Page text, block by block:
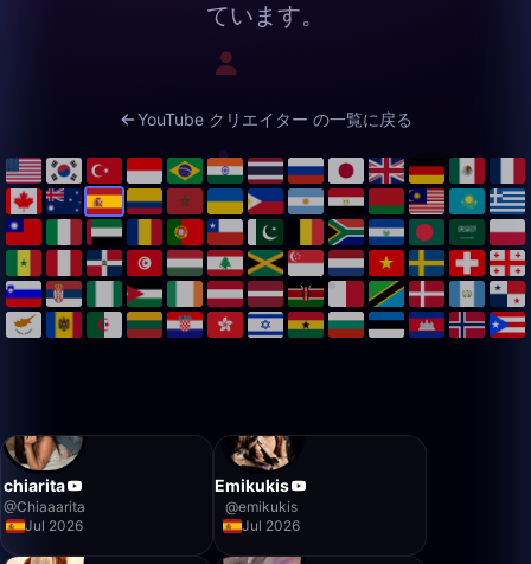
ています。
YouTube クリエイター の一覧に戻る
chiarita
@Chiaaarita
Jul 2026
Emikukis
@emikukis
Jul 2026